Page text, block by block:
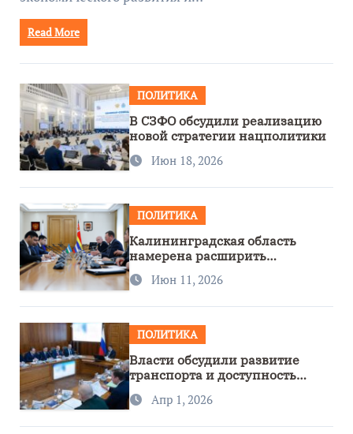
Read More
ПОЛИТИКА
В СЗФО обсудили реализацию
новой стратегии нацполитики
Июн 18, 2026
ПОЛИТИКА
Калининградская область
намерена расширить
сотрудничество с Узбекистаном
Июн 11, 2026
ПОЛИТИКА
Власти обсудили развитие
транспорта и доступность
региона
Апр 1, 2026